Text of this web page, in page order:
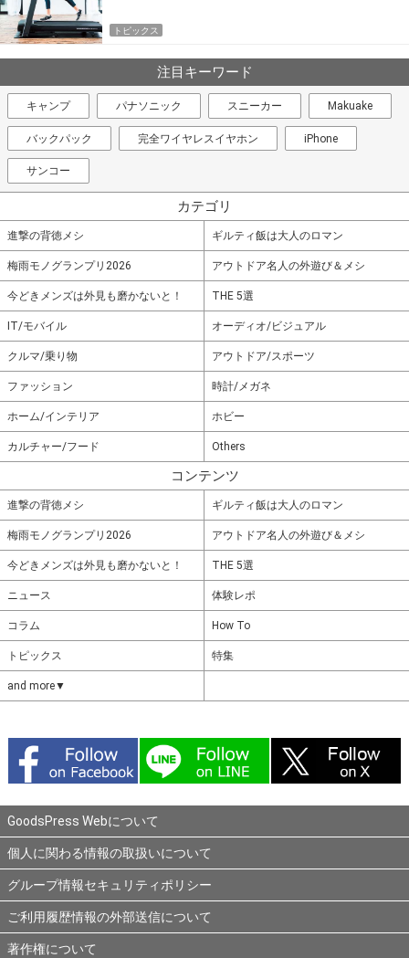
トピックス
注目キーワード
キャンプ パナソニック スニーカー Makuake
バックパック 完全ワイヤレスイヤホン iPhone
サンコー
カテゴリ
進撃の背徳メシ ギルティ飯は大人のロマン
梅雨モノグランプリ2026 アウトドア名人の外遊び＆メシ
今どきメンズは外見も磨かないと！ THE 5選
IT/モバイル オーディオ/ビジュアル
クルマ/乗り物 アウトドア/スポーツ
ファッション 時計/メガネ
ホーム/インテリア ホビー
カルチャー/フード Others
コンテンツ
進撃の背徳メシ ギルティ飯は大人のロマン
梅雨モノグランプリ2026 アウトドア名人の外遊び＆メシ
今どきメンズは外見も磨かないと！ THE 5選
ニュース 体験レポ
コラム How To
トピックス 特集
and more▼
GoodsPress Webについて
個人に関わる情報の取扱いについて
グループ情報セキュリティポリシー
ご利用履歴情報の外部送信について
著作権について